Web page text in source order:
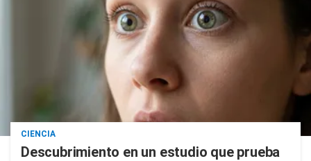
CIENCIA
Descubrimiento en un estudio que prueba